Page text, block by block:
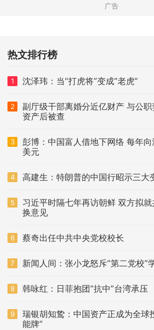
热文排行榜
1 沈泽玮：当“打虎将”变成“老虎”
2
副厅级干部离婚分近亿财产 与公
资产后被查
3
彭博：中国富人借地下网络 每年
美元
4 高建生：特朗普的中国行昭示三大
5
习近平时隔七年再访朝鲜 双方拟
换意见
6 蔡奇出任中共中央党校校长
7 新闻人间：张小龙怒斥“第二党校”
8 韩咏红：日菲抱团“抗中”台湾承压
9
瑞银胡知鸷：中国资产正成为全球
能牌”